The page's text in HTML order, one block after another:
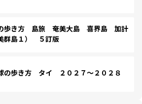
歩き方 島旅 奄美大島 喜界島 加計
群島１） ５訂版
の歩き方 タイ ２０２７～２０２８